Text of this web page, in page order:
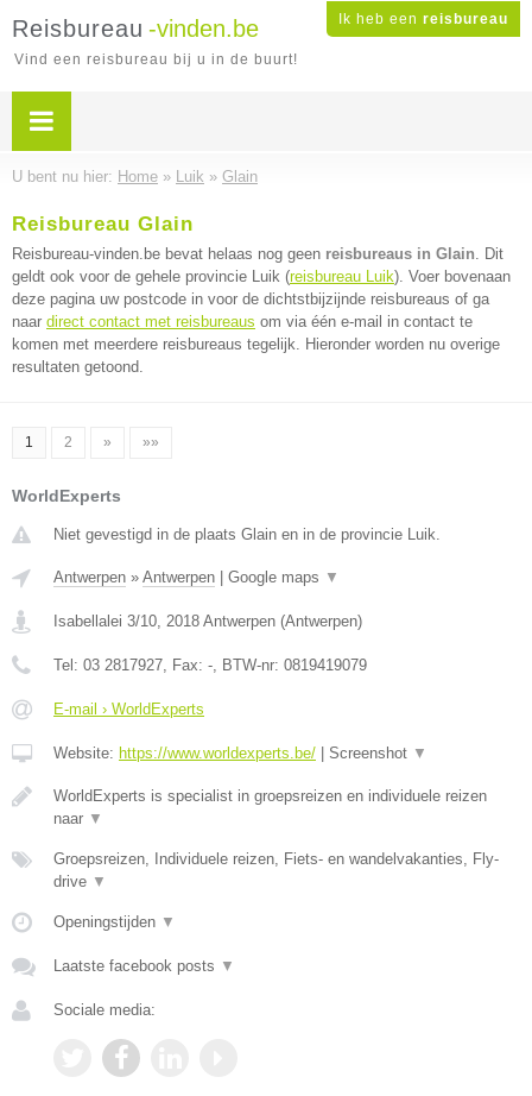
Ik heb een reisbureau
Reisbureau -vinden.be
Vind een reisbureau bij u in de buurt!
U bent nu hier: Home » Luik » Glain
Reisbureau Glain
Reisbureau-vinden.be bevat helaas nog geen reisbureaus in Glain. Dit
geldt ook voor de gehele provincie Luik (reisbureau Luik). Voer bovenaan
deze pagina uw postcode in voor de dichtstbijzijnde reisbureaus of ga
naar direct contact met reisbureaus om via één e-mail in contact te
komen met meerdere reisbureaus tegelijk. Hieronder worden nu overige
resultaten getoond.
1 2 » »»
WorldExperts
Niet gevestigd in de plaats Glain en in de provincie Luik.
Antwerpen » Antwerpen Google maps ▼
Isabellalei 3/10, 2018 Antwerpen (Antwerpen)
Tel: 03 2817927, Fax: -, BTW-nr: 0819419079
E-mail › WorldExperts
Website: https://www.worldexperts.be/ Screenshot ▼
WorldExperts is specialist in groepsreizen en individuele reizen
naar ▼
Groepsreizen, Individuele reizen, Fiets- en wandelvakanties, Fly-
drive ▼
Openingstijden ▼
Laatste facebook posts ▼
Sociale media: